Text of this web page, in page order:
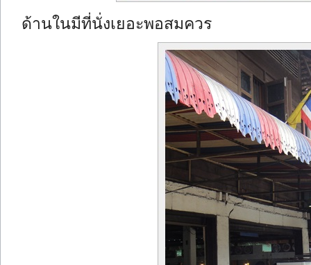
ด้านในมีที่นั่งเยอะพอสมควร